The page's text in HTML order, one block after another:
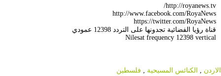
http://royanews.tv/
http://www.facebook.com/RoyaNews
https://twitter.com/RoyaNews
قناة رؤيا الفضائية تجدونها على التردد 12398 عمودي
Nilesat frequency 12398 vertical
الاردن الكنائس المسيحية فلسطين